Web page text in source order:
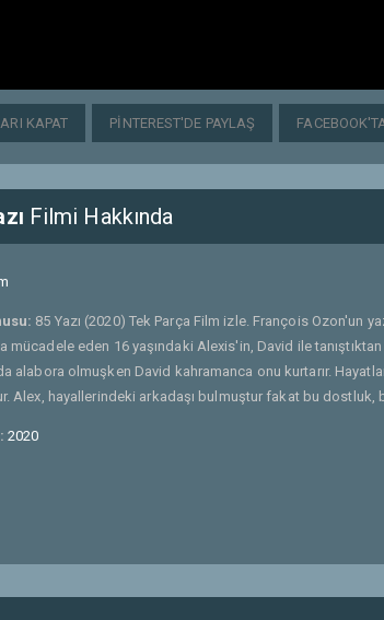
KAPAT PINTEREST'DE PAYLAŞ
Filmi Hakkında
85 Yazı (2020) Tek Parça Film izle. François Ozon'un
mücadele eden 16 yaşındaki Alexis'in, David ile
alabora olmuşken David kahramanca onu kurtarır.
Alex, hayallerindeki arkadaşı bulmuştur fakat bu dostluk,
2020